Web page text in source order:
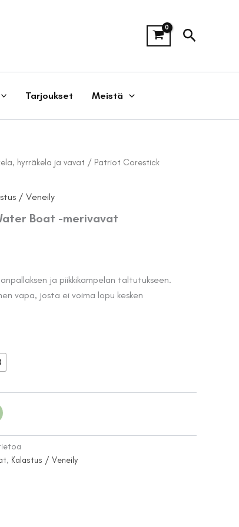
Hae
Tarjoukset Meistä
hyrräkela ja vavat / Patriot Corestick
/ Veneily
Boat -merivavat
€
ja piikkikampelan taltutukseen.
vapa, josta ei voima lopu kesken
, Kalastus / Veneily